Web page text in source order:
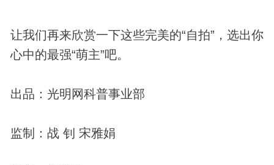
让我们再来欣赏一下这些完美的“自拍”，选出你
心中的最强“萌主”吧。
出品：光明网科普事业部
监制：战 钊 宋雅娟